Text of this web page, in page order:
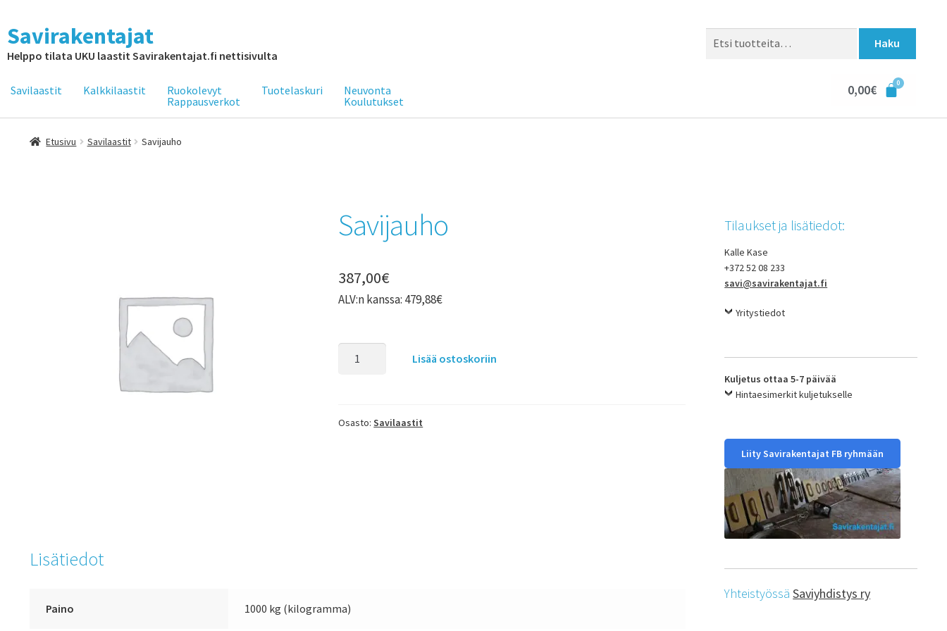
Savirakentajat
Helppo tilata UKU laastit Savirakentajat.fi nettisivulta
Haku
Savilaastit Kalkkilaastit
Ruokolevyt
Rappausverkot
Tuotelaskuri
Neuvonta
Koulutukset
0,00€
Etusivu Savilaastit Savijauho
Savijauho
387,00€
ALV:n kanssa: 479,88€
Lisää ostoskoriin
Osasto:Savilaastit
Lisätiedot
Paino 1000 kg (kilogramma)
Tilaukset ja lisätiedot:
Kalle Kase
+372 52 08 233
savi@savirakentajat.fi
Yritystiedot
Kuljetus ottaa 5-7 päivää
Hintaesimerkit kuljetukselle
Liity Savirakentajat FB ryhmään
YhteistyössäSaviyhdistys ry